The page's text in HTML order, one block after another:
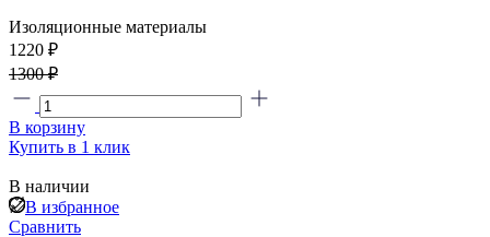
Изоляционные материалы
1220 ₽
1300 ₽
В корзину
Купить в 1 клик
В наличии
В избранное
Сравнить